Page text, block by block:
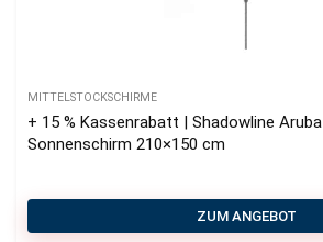
MITTELSTOCKSCHIRME
+ 15 % Kassenrabatt | Shadowline Aruba
Sonnenschirm 210×150 cm
ZUM ANGEBOT